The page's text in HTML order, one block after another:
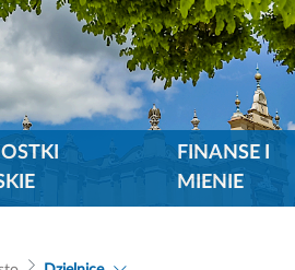
FINANSE I
MIENIE